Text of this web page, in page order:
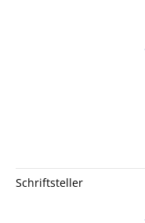
Schriftsteller